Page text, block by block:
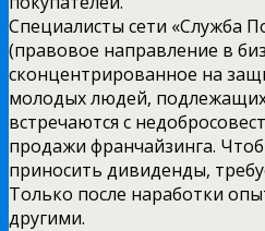
Специалисты сети «Служба
(правовое направление в
сконцентрированное на
молодых людей,
встречаются с
продажи франчайзинга.
приносить дивиденды,
Только после наработки
другими.